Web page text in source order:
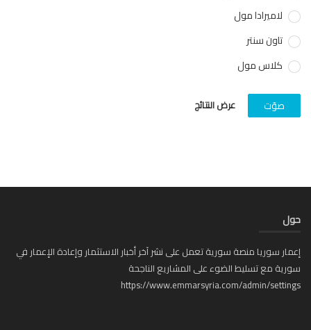
لاميرادا مول
تاون سنتر
كلاس مول
عرض النتائج
سوريا منصة سورية تعمل على نشر آخر أخبار الاستثمار وإعادة الإعمار في
مع تسليط الضوء على المشاريع الناجحة
https://www.emmarsyria.com/admin/